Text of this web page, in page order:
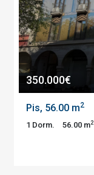
350.000€
Pis, 56.00 m2
1 Dorm. 56.00 m2